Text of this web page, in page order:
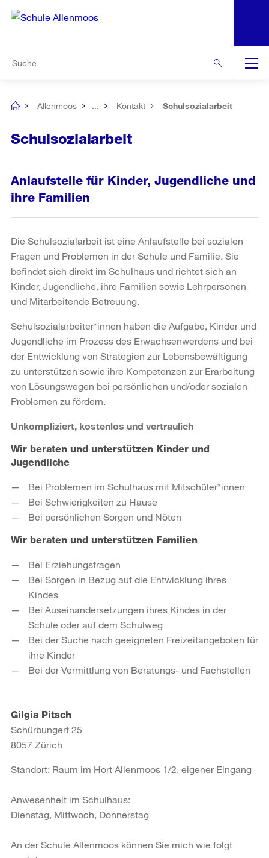
Navigation
[no
Allenmoos ... Kontakt Schulsozialarbeit
Schulsozialarbeit
Anlaufstelle für Kinder, Jugendliche und
ihre Familien
Die Schulsozialarbeit ist eine Anlaufstelle bei sozialen
Fragen und Problemen in der Schule und Familie. Sie
befindet sich direkt im Schulhaus und richtet sich an
Kinder, Jugendliche, ihre Familien sowie Lehrpersonen
und Mitarbeitende Betreuung.
Schulsozialarbeiter*innen haben die Aufgabe, Kinder und
Jugendliche im Prozess des Erwachsenwerdens und bei
der Entwicklung von Strategien zur Lebensbewältigung
zu unterstützen sowie ihre Kompetenzen zur Erarbeitung
von Lösungswegen bei persönlichen und/oder sozialen
Problemen zu fördern.
Unkompliziert, kostenlos und vertraulich
Wir beraten und unterstützen Kinder und
Jugendliche
Bei Problemen im Schulhaus mit Mitschüler*innen
Bei Schwierigkeiten zu Hause
Bei persönlichen Sorgen und Nöten
Wir beraten und unterstützen Familien
Bei Erziehungsfragen
Bei Sorgen in Bezug auf die Entwicklung ihres
Kindes
Bei Auseinandersetzungen ihres Kindes in der
Schule oder auf dem Schulweg
Bei der Suche nach geeigneten Freizeitangeboten für
ihre Kinder
Bei der Vermittlung von Beratungs- und Fachstellen
Gilgia Pitsch
Schürbungert 25
8057 Zürich
Standort: Raum im Hort Allenmoos 1/2, eigener Eingang
Anwesenheit im Schulhaus:
Dienstag, Mittwoch, Donnerstag
An der Schule Allenmoos können Sie mich wie folgt